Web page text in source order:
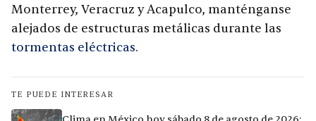
Monterrey, Veracruz y Acapulco, manténganse
alejados de estructuras metálicas durante las
tormentas eléctricas.
TE PUEDE INTERESAR